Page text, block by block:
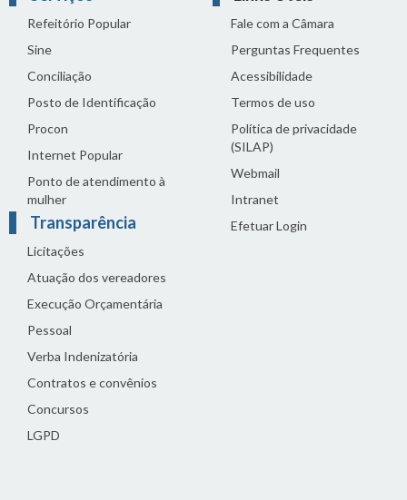
Refeitório Popular
Sine
Conciliação
Posto de Identificação
Procon
Internet Popular
Ponto de atendimento à
mulher
Transparência
Licitações
Atuação dos vereadores
Execução Orçamentária
Pessoal
Verba Indenizatória
Contratos e convênios
Concursos
LGPD
Fale com a Câmara
Perguntas Frequentes
Acessibilidade
Termos de uso
Política de privacidade
(SILAP)
Webmail
Intranet
Efetuar Login